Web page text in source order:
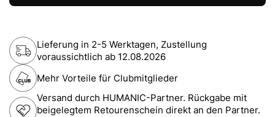
Lieferung in 2-5 Werktagen, Zustellung
voraussichtlich ab 12.08.2026
Mehr Vorteile für Clubmitglieder
Versand durch HUMANIC-Partner. Rückgabe mit
beigelegtem Retourenschein direkt an den Partner.